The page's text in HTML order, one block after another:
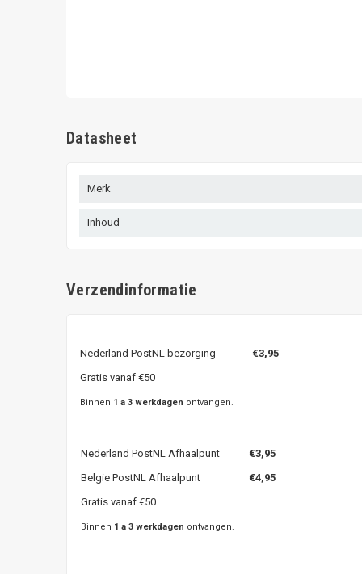
Datasheet
Merk
Inhoud
Verzendinformatie
Nederland PostNL bezorging €3,95
Gratis vanaf €50
Binnen 1 a 3 werkdagen ontvangen.
Nederland PostNL Afhaalpunt €3,95
Belgie PostNL Afhaalpunt
€4,95
Gratis vanaf €50
Binnen 1 a 3 werkdagen ontvangen.